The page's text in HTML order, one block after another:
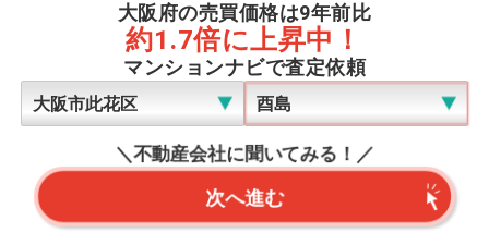
大阪府の売買価格は9年前比
約1.7倍に上昇中！
マンションナビで査定依頼
＼不動産会社に聞いてみる！／
次へ進む